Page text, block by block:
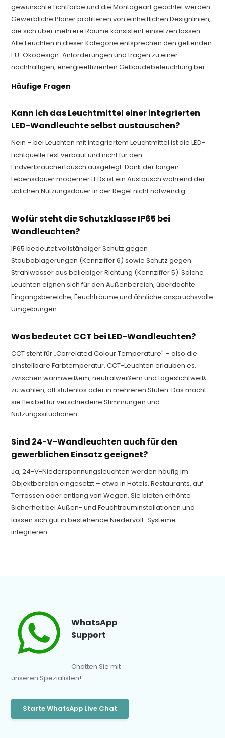
gewünschte Lichtfarbe und die Montageart geachtet werden.
Gewerbliche Planer profitieren von einheitlichen Designlinien,
die sich über mehrere Räume konsistent einsetzen lassen.
Alle Leuchten in dieser Kategorie entsprechen den geltenden
EU-Ökodesign-Anforderungen und tragen zu einer
nachhaltigen, energieeffizienten Gebäudebeleuchtung bei.
Häufige Fragen
Kann ich das Leuchtmittel einer integrierten
LED-Wandleuchte selbst austauschen?
Nein – bei Leuchten mit integriertem Leuchtmittel ist die LED-
Lichtquelle fest verbaut und nicht für den
Endverbrauchertausch ausgelegt. Dank der langen
Lebensdauer moderner LEDs ist ein Austausch während der
üblichen Nutzungsdauer in der Regel nicht notwendig.
Wofür steht die Schutzklasse IP65 bei
Wandleuchten?
IP65 bedeutet vollständiger Schutz gegen
Staubablagerungen (Kennziffer 6) sowie Schutz gegen
Strahlwasser aus beliebiger Richtung (Kennziffer 5). Solche
Leuchten eignen sich für den Außenbereich, überdachte
Eingangsbereiche, Feuchträume und ähnliche anspruchsvolle
Umgebungen.
Was bedeutet CCT bei LED-Wandleuchten?
CCT steht für „Correlated Colour Temperature" – also die
einstellbare Farbtemperatur. CCT-Leuchten erlauben es,
zwischen warmweißem, neutralweißem und tageslichtweiß
zu wählen, oft stufenlos oder in mehreren Stufen. Das macht
sie flexibel für verschiedene Stimmungen und
Nutzungssituationen.
Sind 24-V-Wandleuchten auch für den
gewerblichen Einsatz geeignet?
Ja, 24-V-Niederspannungsleuchten werden häufig im
Objektbereich eingesetzt – etwa in Hotels, Restaurants, auf
Terrassen oder entlang von Wegen. Sie bieten erhöhte
Sicherheit bei Außen- und Feuchtrauminstallationen und
lassen sich gut in bestehende Niedervolt-Systeme
integrieren.
WhatsApp
Support
Chatten Sie mit
unseren Spezialisten!
Starte WhatsApp Live Chat